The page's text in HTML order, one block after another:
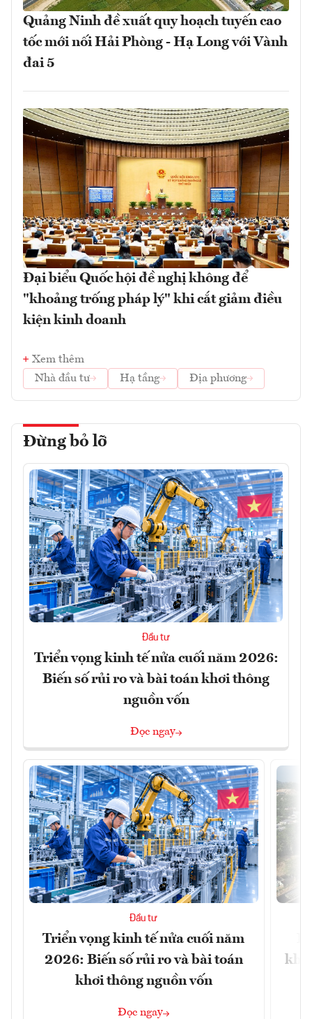
Quảng Ninh đề xuất quy hoạch tuyến cao
tốc mới nối Hải Phòng - Hạ Long với Vành
đai 5
Đại biểu Quốc hội đề nghị không để
"khoảng trống pháp lý" khi cắt giảm điều
kiện kinh doanh
Xem thêm
Nhà đầu tư
Hạ tầng Địa phương
Đừng bỏ lỡ
Đầu tư
Triển vọng kinh tế nửa cuối năm 2026:
Biến số rủi ro và bài toán khơi thông
nguồn vốn
Đọc ngay
Đầu tư
Triển vọng kinh tế nửa cuối năm
2026: Biến số rủi ro và bài toán
khơi thông nguồn vốn
Đọc ngay